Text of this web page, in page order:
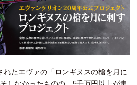
れたエヴァの「ロンギヌスの槍を月に
しなかったものの、5千万円以上が集